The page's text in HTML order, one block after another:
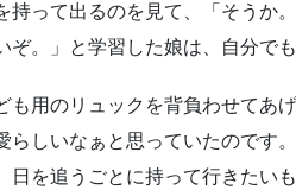
持って出るのを見て、「そうか
ぞ。」と学習した娘は、自分で
も用のリュックを背負わせてあ
らしいなぁと思っていたのです
を追うごとに持って行きたい